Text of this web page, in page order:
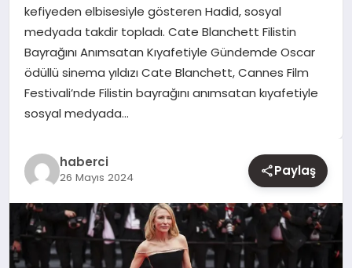
EĞITIM
kefiyeden elbisesiyle gösteren Hadid, sosyal
medyada takdir topladı. Cate Blanchett Filistin
Bayrağını Anımsatan Kıyafetiyle Gündemde Oscar
ödüllü sinema yıldızı Cate Blanchett, Cannes Film
Festivali’nde Filistin bayrağını anımsatan kıyafetiyle
sosyal medyada…
haberci
26 Mayıs 2024 Paylaş